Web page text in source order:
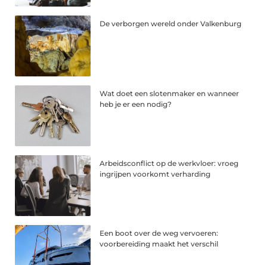
De verborgen wereld onder Valkenburg
Wat doet een slotenmaker en wanneer
heb je er een nodig?
Arbeidsconflict op de werkvloer: vroeg
ingrijpen voorkomt verharding
Een boot over de weg vervoeren:
voorbereiding maakt het verschil